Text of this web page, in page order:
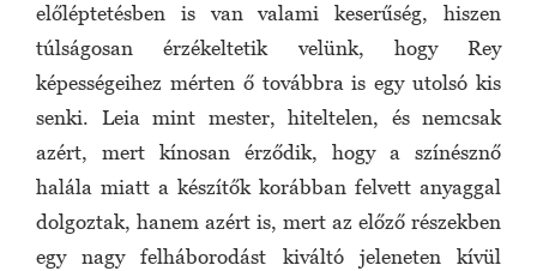
előléptetésben is van valami keserűség, hiszen
túlságosan érzékeltetik velünk, hogy Rey
képességeihez mérten ő továbbra is egy utolsó kis
senki. Leia mint mester, hiteltelen, és nemcsak
azért, mert kínosan érződik, hogy a színésznő
halála miatt a készítők korábban felvett anyaggal
dolgoztak, hanem azért is, mert az előző részekben
egy nagy felháborodást kiváltó jeleneten kívül